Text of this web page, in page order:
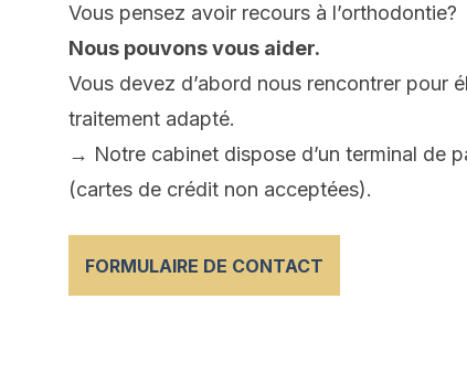
Vous pensez avoir recours à l’orthodontie?
Nous pouvons vous aider.
Vous devez d’abord nous rencontrer pour
traitement adapté.
→ Notre cabinet dispose d’un terminal de
(cartes de crédit non acceptées).
FORMULAIRE DE CONTACT